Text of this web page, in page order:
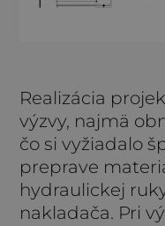
Realizácia
výzvy, najmä
čo si vyžiadalo
preprave
hydraulickej
nakladača. Pri